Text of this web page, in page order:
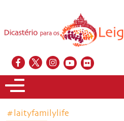
#laityfamilylife